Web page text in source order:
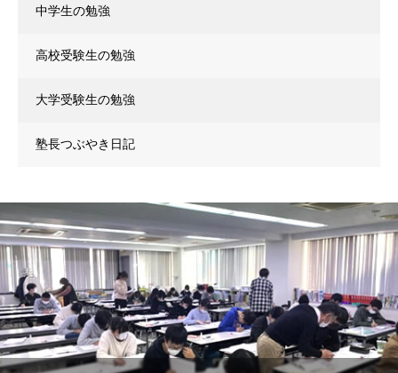
中学生の勉強
高校受験生の勉強
大学受験生の勉強
塾長つぶやき日記